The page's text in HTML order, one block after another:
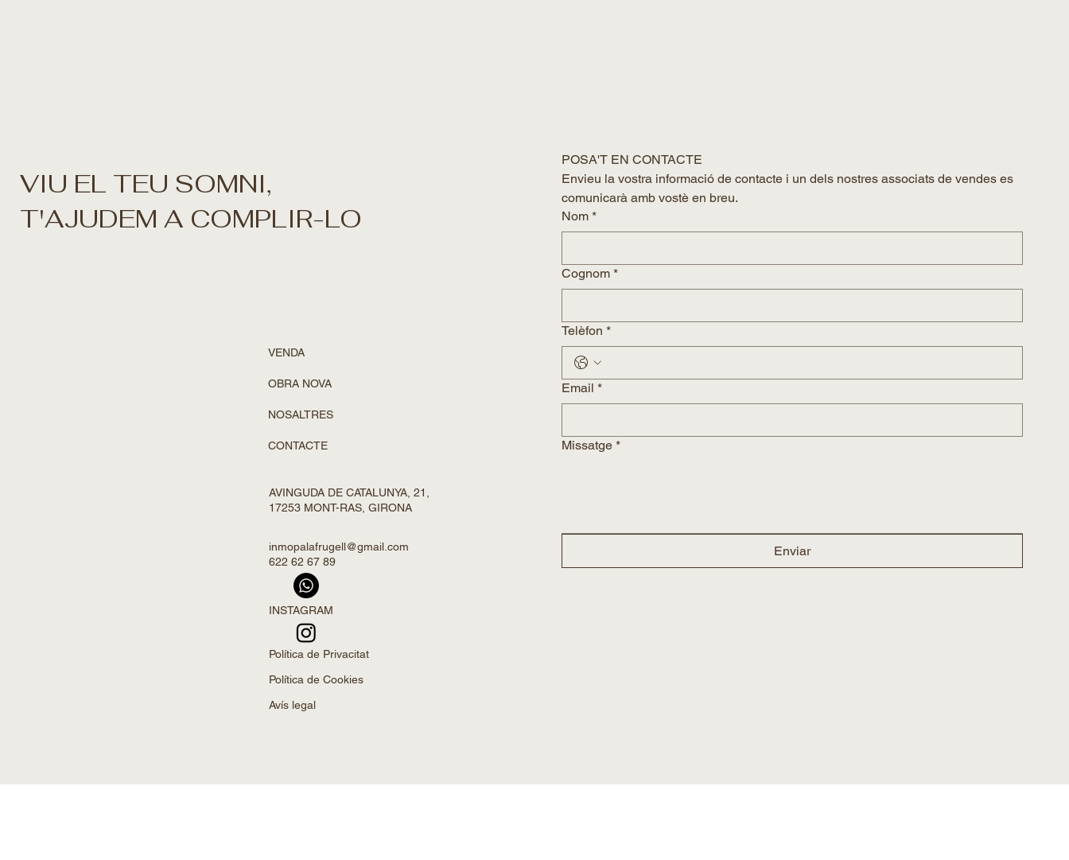
VIU EL TEU SOMNI,
T'AJUDEM A COMPLIR-LO
VENDA
OBRA NOVA
NOSALTRES
CONTACTE
AVINGUDA DE CATALUNYA, 21,
17253 MONT-RAS, GIRONA
inmopalafrugell@gmail.com
622 62 67 89
INSTAGRAM
Política de Privacitat
Política de Cookies
Avís legal
POSA'T EN CONTACTE
Envieu la vostra informació de contacte i un dels nostres associats de vendes es
comunicarà amb vostè en breu.
Nom *
Cognom *
Telèfon *
Email *
Missatge *
Enviar